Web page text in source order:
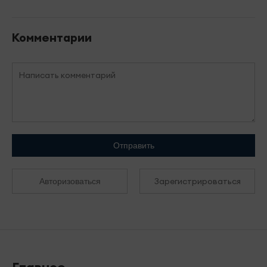
Комментарии
Отправить
Авторизоваться Зарегистрироваться